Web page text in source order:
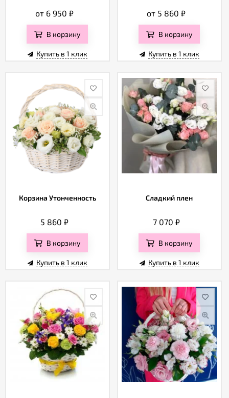
от 6 950 ₽
В корзину
Купить в 1 клик
от 5 860₽
В корзину
Купить в 1 клик
Корзина Утонченность
5 860 ₽
В корзину
Купить в 1 клик
Сладкий плен
7 070 ₽
В корзину
Купить в 1 клик